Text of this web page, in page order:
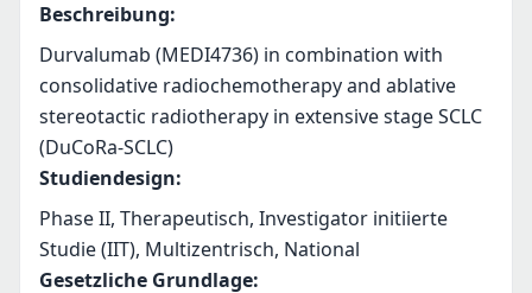
Beschreibung:
Durvalumab (MEDI4736) in combination with
consolidative radiochemotherapy and ablative
stereotactic radiotherapy in extensive stage SCLC
(DuCoRa-SCLC)
Studiendesign:
Phase II, Therapeutisch, Investigator initiierte
Studie (IIT), Multizentrisch, National
Gesetzliche Grundlage: